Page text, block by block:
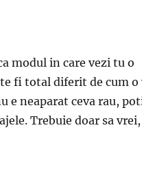
modul in care vezi tu o
fi total diferit de cum o
e neaparat ceva rau,
Trebuie doar sa